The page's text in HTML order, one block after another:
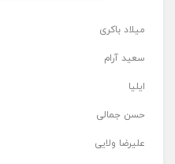
میلاد باکری
سعید آرام
ایلیا
حسن جمالی
علیرضا ولایی